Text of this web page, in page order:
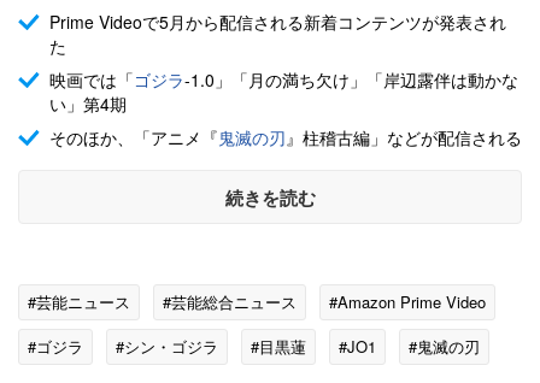
Prime Videoで5月から配信される新着コンテンツが発表され
た
映画では「ゴジラ-1.0」「月の満ち欠け」「岸辺露伴は動かな
い」第4期
そのほか、「アニメ『鬼滅の刃』柱稽古編」などが配信される
続きを読む
#芸能ニュース #芸能総合ニュース
#Amazon Prime Video
#ゴジラ
#シン・ゴジラ #目黒蓮 #JO1 #鬼滅の刃